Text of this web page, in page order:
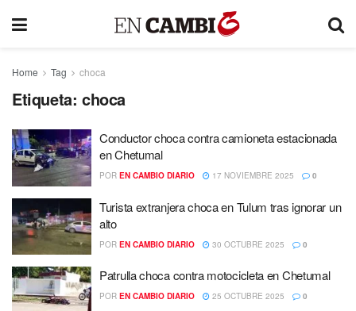
Home Tag choca
Etiqueta: choca
Conductor choca contra camioneta estacionada
en Chetumal
POR EN CAMBIO DIARIO 17 NOVIEMBRE 2025 0
Turista extranjera choca en Tulum tras ignorar un
alto
POR EN CAMBIO DIARIO 30 OCTUBRE 2025 0
Patrulla choca contra motocicleta en Chetumal
POR EN CAMBIO DIARIO 25 OCTUBRE 2025 0